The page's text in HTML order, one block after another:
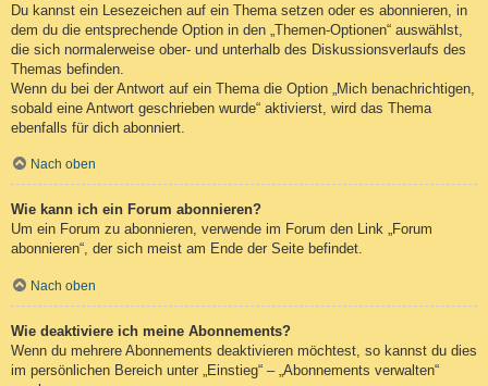
Du kannst ein Lesezeichen auf ein Thema setzen oder es abonnieren, in
dem du die entsprechende Option in den „Themen-Optionen“ auswählst,
die sich normalerweise ober- und unterhalb des Diskussionsverlaufs des
Themas befinden.
Wenn du bei der Antwort auf ein Thema die Option „Mich benachrichtigen,
sobald eine Antwort geschrieben wurde“ aktivierst, wird das Thema
ebenfalls für dich abonniert.
Nach oben
Wie kann ich ein Forum abonnieren?
Um ein Forum zu abonnieren, verwende im Forum den Link „Forum
abonnieren“, der sich meist am Ende der Seite befindet.
Nach oben
Wie deaktiviere ich meine Abonnements?
Wenn du mehrere Abonnements deaktivieren möchtest, so kannst du dies
im persönlichen Bereich unter „Einstieg“ – „Abonnements verwalten“